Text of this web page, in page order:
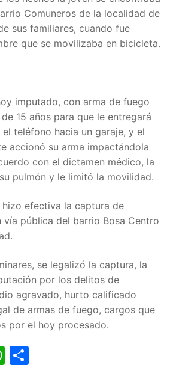
Comuneros de la localidad de
sus familiares, cuando fue
que se movilizaba en bicicleta.
imputado, con arma de fuego
15 años para que le entregará
teléfono hacia un garaje, y el
accionó su arma impactándola
con el dictamen médico, la
pulmón y le limitó la movilidad.
efectiva la captura de
pública del barrio Bosa Centro
se legalizó la captura, la
por los delitos de
agravado, hurto calificado
de armas de fuego, cargos que
por el hoy procesado.
WhatsApp